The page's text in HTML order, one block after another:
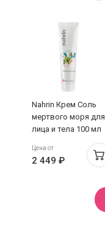
Nahrin Крем Соль
мертвого моря для
лица и тела 100 мл
Цена от
2 449 ₽